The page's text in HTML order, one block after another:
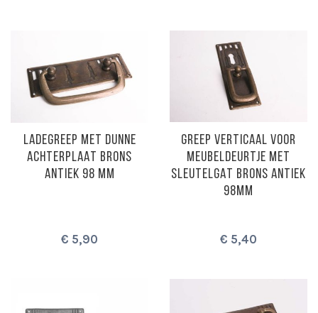
LADEGREEP MET DUNNE
ACHTERPLAAT BRONS
ANTIEK 98 MM
€ 5,90
GREEP VERTICAAL VOOR
MEUBELDEURTJE MET
SLEUTELGAT BRONS ANTIEK
98MM
€ 5,40